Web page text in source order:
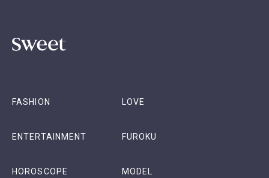
FASHION LOVE
ENTERTAINMENT FUROKU
HOROSCOPE MODEL